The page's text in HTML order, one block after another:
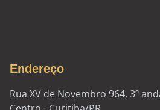
Endereço
Rua XV de Novembro 964, 3º